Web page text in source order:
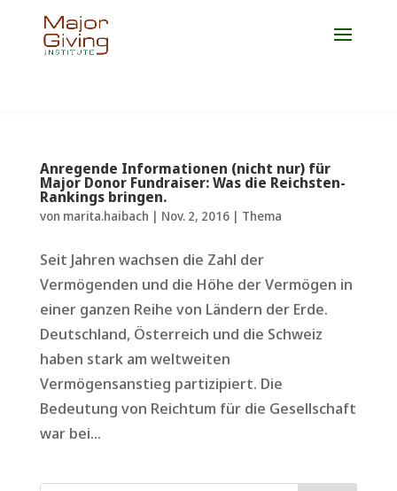
Jetzt Platz für die Weiterbildung 2027 sichern!
Anregende Informationen (nicht nur) für
Major Donor Fundraiser: Was die Reichsten-
Rankings bringen.
von marita.haibach | Nov. 2, 2016| Thema
Seit Jahren wachsen die Zahl der
Vermögenden und die Höhe der Vermögen in
einer ganzen Reihe von Ländern der Erde.
Deutschland, Österreich und die Schweiz
haben stark am weltweiten
Vermögensanstieg partizipiert. Die
Bedeutung von Reichtum für die Gesellschaft
war bei...